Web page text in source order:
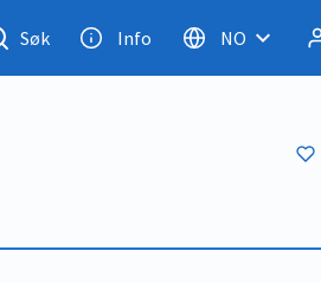
Søk Info NO